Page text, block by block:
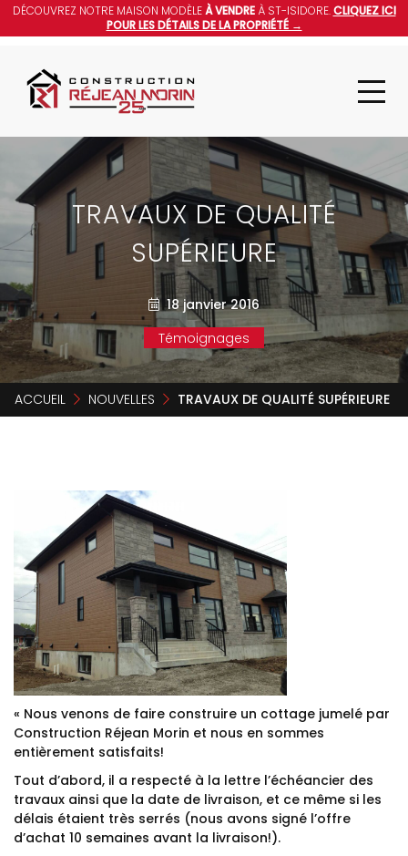
DÉCOUVREZ NOTRE MAISON MODÈLEÀ VENDREÀ ST-ISIDORE.CLIQUEZ ICI
POUR LES DÉTAILS DE LA PROPRIÉTÉ →
TRAVAUX DE QUALITÉ
SUPÉRIEURE
18 janvier 2016
Témoignages
ACCUEIL NOUVELLES TRAVAUX DE QUALITÉ SUPÉRIEURE
« Nous venons de faire construire un cottage jumelé par
Construction Réjean Morin et nous en sommes
entièrement satisfaits!
Tout d’abord, il a respecté à la lettre l’échéancier des
travaux ainsi que la date de livraison, et ce même si les
délais étaient très serrés (nous avons signé l’offre
d’achat 10 semaines avant la livraison!).